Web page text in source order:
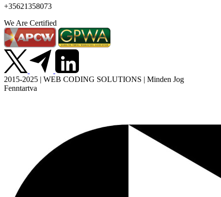
+35621358073
We Are Certified
2015-2025 | WEB CODING SOLUTIONS | Minden Jog
Fenntartva